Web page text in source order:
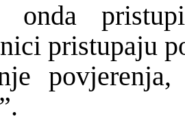
onda
pristupaju